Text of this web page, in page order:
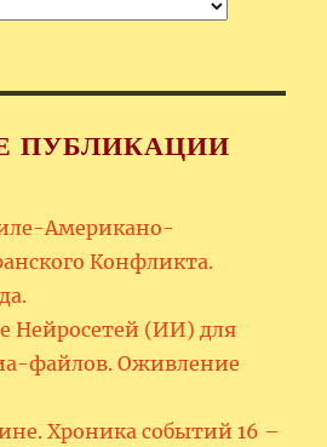
ПУБЛИКАЦИИ
Американо-
Конфликта.
Нейросетей (ИИ) для
файлов. Оживление
Хроника событий 16 –